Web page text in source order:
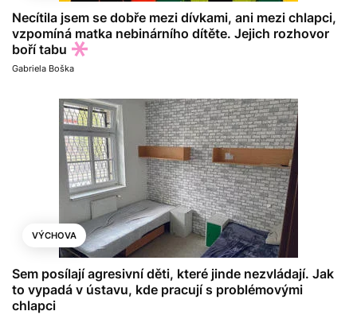
Necítila jsem se dobře mezi dívkami, ani mezi chlapci,
vzpomíná matka nebinárního dítěte. Jejich rozhovor
boří tabu
Gabriela Boška
VÝCHOVA
Sem posílají agresivní děti, které jinde nezvládají. Jak
to vypadá v ústavu, kde pracují s problémovými
chlapci